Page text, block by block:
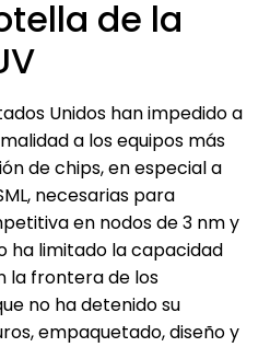
de la
Unidos han impedido a
a los equipos más
de chips, en especial a
necesarias para
en nodos de 3 nm y
ha limitado la capacidad
la frontera de los
no ha detenido su
empaquetado, diseño y